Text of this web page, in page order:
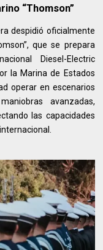
“Thomson”
despidió oficialmente
que se prepara
Diesel-Electric
la Marina de Estados
operar en escenarios
avanzadas,
las capacidades